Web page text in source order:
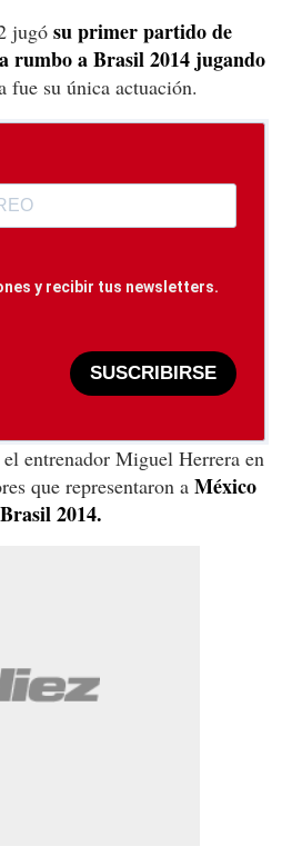
jugó su primer partido de
rumbo a Brasil 2014 jugando
fue su única actuación.
y recibir tus newsletters.
SUSCRIBIRSE
entrenador Miguel Herrera en
que representaron a México
2014.